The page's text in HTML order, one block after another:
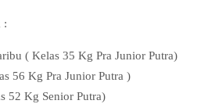
:
( Kelas 35 Kg Pra Junior Putra)
56 Kg Pra Junior Putra )
52 Kg Senior Putra)